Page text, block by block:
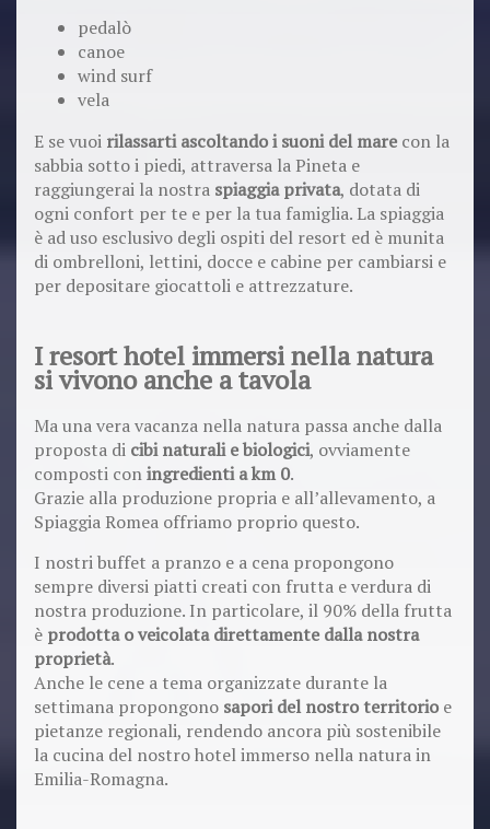
pedalò
canoe
wind surf
vela
E se vuoi rilassarti ascoltando i suoni del mare con la
sabbia sotto i piedi, attraversa la Pineta e
raggiungerai la nostra spiaggia privata, dotata di
ogni confort per te e per la tua famiglia. La spiaggia
è ad uso esclusivo degli ospiti del resort ed è munita
di ombrelloni, lettini, docce e cabine per cambiarsi e
per depositare giocattoli e attrezzature.
I resort hotel immersi nella natura
si vivono anche a tavola
Ma una vera vacanza nella natura passa anche dalla
proposta di cibi naturali e biologici, ovviamente
composti coningredienti a km 0.
Grazie alla produzione propria e all’allevamento, a
Spiaggia Romea offriamo proprio questo.
I nostri buffet a pranzo e a cena propongono
sempre diversi piatti creati con frutta e verdura di
nostra produzione. In particolare, il 90% della frutta
è prodotta o veicolata direttamente dalla nostra
proprietà.
Anche le cene a tema organizzate durante la
settimana propongono sapori del nostro territorio e
pietanze regionali, rendendo ancora più sostenibile
la cucina del nostro hotel immerso nella natura in
Emilia-Romagna.